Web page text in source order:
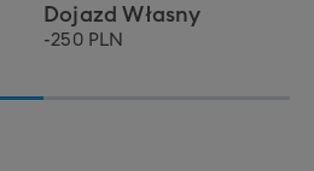
Dojazd Własny
-250 PLN